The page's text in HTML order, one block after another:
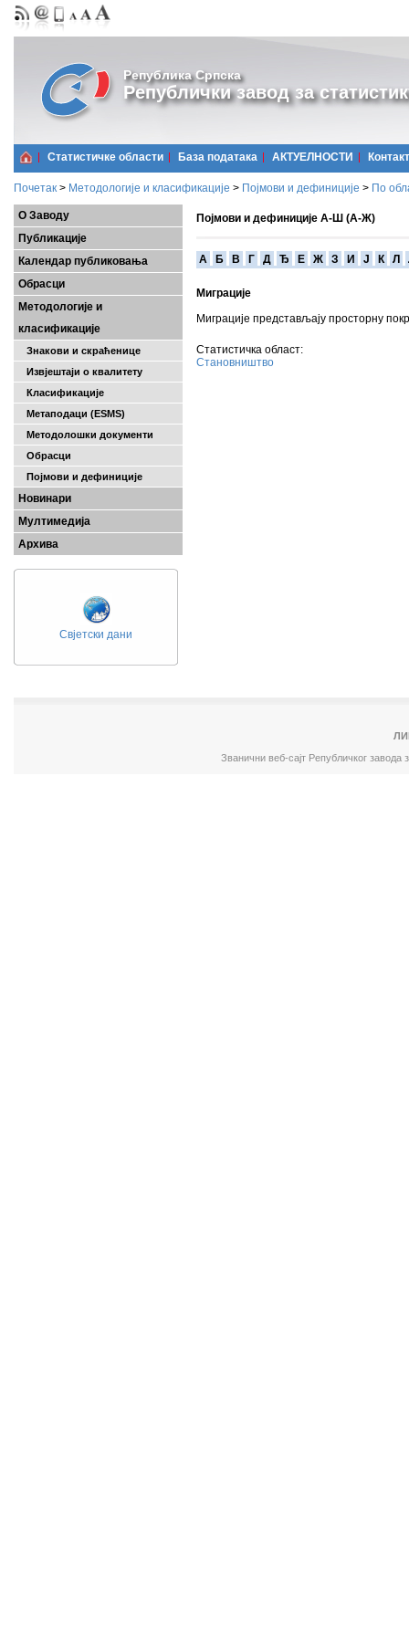
Република Српска
Републички завод за
Статистичке области Базa података АКТУЕЛНОСТИ Контакт
Почетак > Методологије и класификације > Појмови и дефиниције > По
О Заводу
Публикације
Календар публиковања
Обрасци
Методологије и
класификације
Знакови и скраћенице
Извјештаји о квалитету
Класификације
Метаподаци (ESMS)
Методолошки документи
Обрасци
Појмови и дефиниције
Новинари
Мултимедија
Архива
Свјетски дани
Појмови и дефиниције А-Ш (А-Ж)
A Б В Г Д Ђ Е Ж З И Ј К Л
Миграције
Миграције представљају просторну
Статистичка област:
Становништво
Званични веб-сајт Републичког